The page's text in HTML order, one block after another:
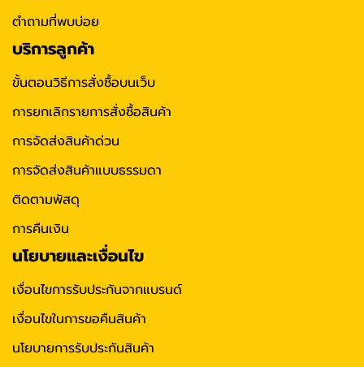
ตำถามที่พบบ่อย
บริการลูกค้า
ขั้นตอนวิธีการสั่งซื้อบนเว็บ
การยกเลิกรายการสั่งซื้อสินค้า
การจัดส่งสินค้าด่วน
การจัดส่งสินค้าแบบธรรมดา
ติดตามพัสดุ
การคืนเงิน
นโยบายและเงื่อนไข
เงื่อนไขการรับประกันจากแบรนด์
เงื่อนไขในการขอคืนสินค้า
นโยบายการรับประกันสินค้า